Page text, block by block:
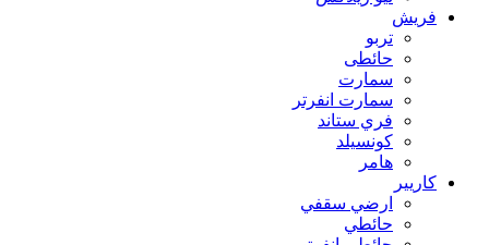
فريش
تربو
حائطى
سمارت
سمارت انفرتر
فري ستاند
كونسيلد
هامر
كاريير
ارضي سقفي
حائطي